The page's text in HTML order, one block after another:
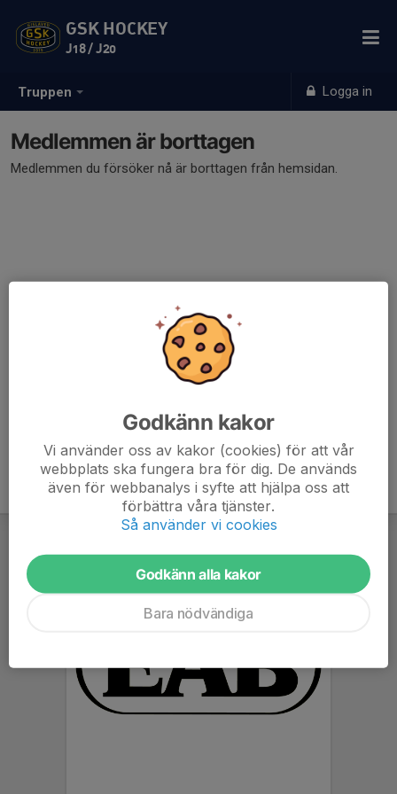
Truppen Logga in
GSK HOCKEY
J18 / J20
Medlemmen är borttagen
Medlemmen du försöker nå är borttagen från hemsidan.
Godkänn kakor
Vi använder oss av kakor (cookies) för att vår
webbplats ska fungera bra för dig. De används
även för webbanalys i syfte att hjälpa oss att
förbättra våra tjänster.
Så använder vi cookies
Godkänn alla kakor
Bara nödvändiga